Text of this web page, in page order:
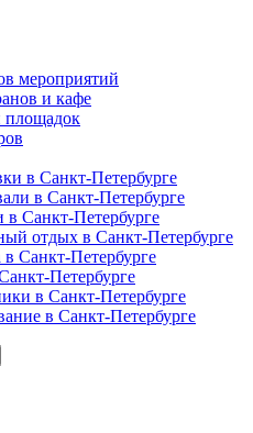
мероприятий
и кафе
площадок
в Санкт-Петербурге
в Санкт-Петербурге
в Санкт-Петербурге
отдых в Санкт-Петербурге
Санкт-Петербурге
Петербурге
в Санкт-Петербурге
в Санкт-Петербурге